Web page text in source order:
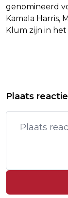
genomineerd
Kamala Harris,
Klum zijn in
SLOTFASE
OP ALS
Plaats reactie